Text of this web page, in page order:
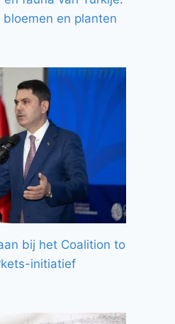
en planten
bij het Coalition to
initiatief